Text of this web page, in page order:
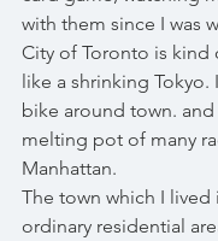
with them since I was
City of Toronto is kind
like a shrinking Tokyo.
bike around town.
melting pot of many
Manhattan.
The town which I lived
ordinary residential